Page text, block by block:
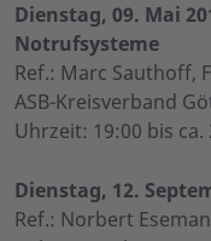
Dienstag, 09. Mai
Notrufsysteme
Ref.: Marc Sauthoff,
ASB-Kreisverband
Uhrzeit: 19:00 bis ca.
Dienstag, 12.
Ref.: Norbert